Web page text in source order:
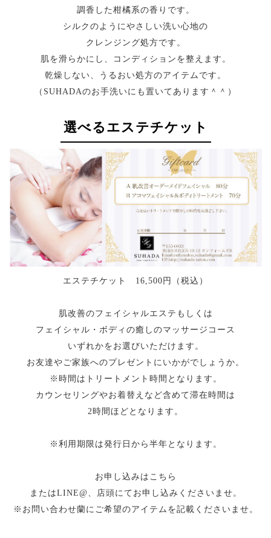
調香した柑橘系の香りです。
シルクのようにやさしい洗い心地の
クレンジング処方です。
肌を滑らかにし、コンディションを整えます。
乾燥しない、うるおい処方のアイテムです。
（SUHADAのお手洗いにも置いてあります＾＾）
選べるエステチケット
エステチケット 16,500円（税込）
肌改善のフェイシャルエステもしくは
フェイシャル・ボディの癒しのマッサージコース
いずれかをお選びいただけます。
お友達やご家族へのプレゼントにいかがでしょうか。
※時間はトリートメント時間となります。
カウンセリングやお着替えなど含めて滞在時間は
2時間ほどとなります。
※利用期限は発行日から半年となります。
お申し込みはこちら
またはLINE@、店頭にてお申し込みくださいませ。
※お問い合わせ蘭にご希望のアイテムを記載くださいませ。